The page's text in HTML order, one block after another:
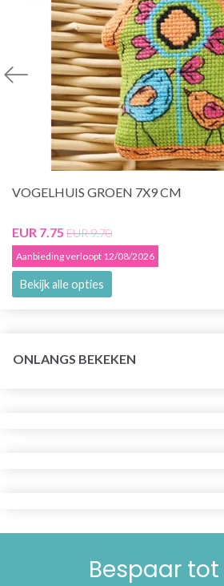
VOGELHUIS GROEN 7X9 CM
EUR 7.75 EUR 9.70
Aanbieding verloopt 12/08/2026
Bekijk alle opties
ONLANGS BEKEKEN
Bespaar tot